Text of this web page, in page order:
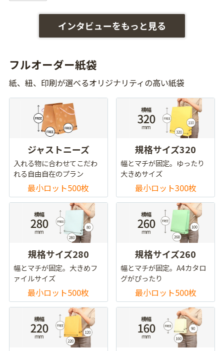
インタビューをもっと見る
フルオーダー紙袋
紙、紐、印刷が選べるオリジナリティの高い紙袋
ジャストニーズ
入れる物に合わせてこだわ
れる自由自在のプラン
最小ロット500枚
規格サイズ320
幅とマチが固定。ゆったり
大きめサイズ
最小ロット300枚
規格サイズ280
幅とマチが固定。大きめフ
ァイルサイズ
最小ロット500枚
規格サイズ260
幅とマチが固定。A4カタロ
グがぴったり
最小ロット500枚